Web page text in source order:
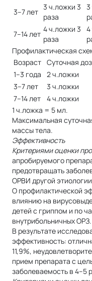
3–7 лет
3 ч.ложки 3
раза
3
7–14 лет
4 ч.ложки 3
раза
4
Профилактическая
Возраст Суточная
1–3 года
2 ч.ложки
3–7 лет
3 ч.ложки
7–14 лет
4 ч.ложки
1 ч.ложка = 5 мл.
Максимальная
массы тела.
Эффективность
Критериями оценки
апробируемого
предотвращать
ОРВИ другой
О профилактической
влиянию на
детей с гриппом и по
внутрибольничных ОРЗ.
В результате
эффективность:
11,9%,
прием препарата с
заболеваемость в 4–5